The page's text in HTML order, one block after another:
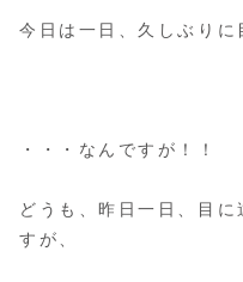
今日は一日、久しぶりに
・・・なんですが！！
どうも、昨日一日、目
すが、